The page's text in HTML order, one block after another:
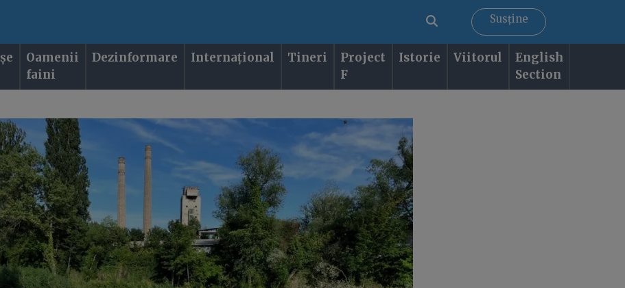
Susține
Oamenii
faini
Dezinformare Internațional Tineri
Project
F
Istorie Viitorul
English
Section